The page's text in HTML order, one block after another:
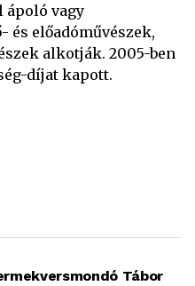
ápoló vagy
és előadóművészek,
alkotják. 2005-ben
díjat kapott.
Tábor